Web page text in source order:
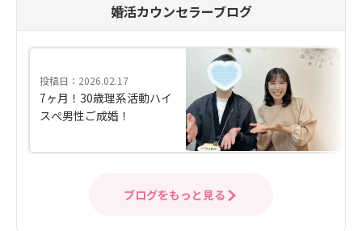
婚活カウンセラーブログ
投稿日：2026.02.17
7ヶ月！30歳理系活動ハイ
スぺ男性ご成婚！
ブログをもっと見る